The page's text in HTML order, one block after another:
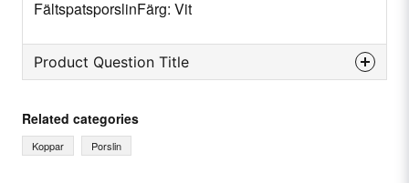
FältspatsporslinFärg: Vit
Product Question Title
Ask us something about this product...
Related categories
Koppar Porslin